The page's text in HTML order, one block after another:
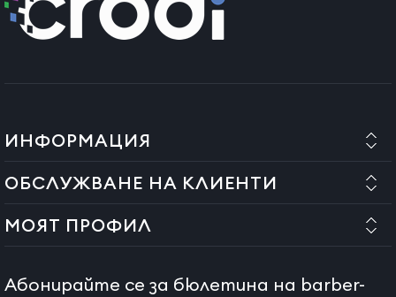
ИНФОРМАЦИЯ
ОБСЛУЖВАНЕ НА КЛИЕНТИ
МОЯТ ПРОФИЛ
Абонирайте се за бюлетина на barber-